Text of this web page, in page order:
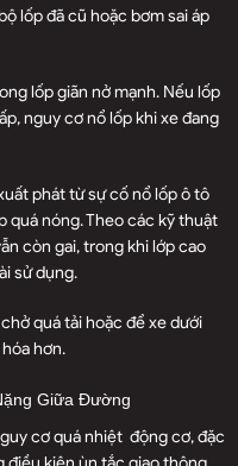
lốp đã cũ hoặc bơm sai áp
lốp giãn nở mạnh. Nếu lốp
nguy cơ nổ lốp khi xe đang
phát từ sự cố nổ lốp ô tô
quá nóng. Theo các kỹ thuật
còn gai, trong khi lớp cao
sử dụng.
quá tải hoặc để xe dưới
hơn.
Giữa Đường
cơ quá nhiệt động cơ, đặc